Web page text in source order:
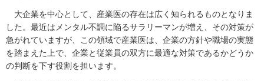
大企業を中心として、産業医の存在は広く知られるものとなりま
した。最近はメンタル不調に陥るサラリーマンが増え、その対策が
急がれていますが、この領域で産業医は、企業の方針や職場の実態
を踏まえた上で、企業と従業員の双方に最適な対策であるかどうか
の判断を下す役割を担います。